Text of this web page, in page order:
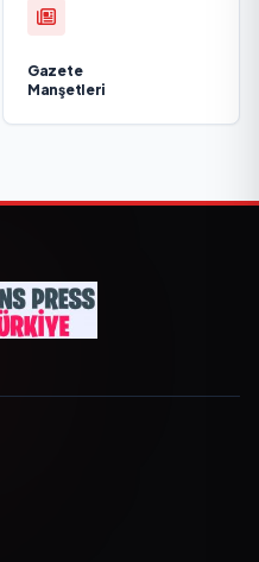
Gazete
Manşetleri